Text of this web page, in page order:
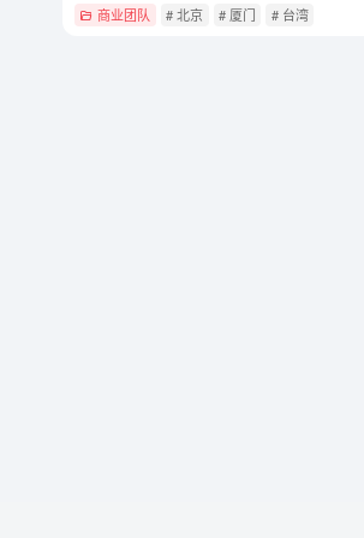
商业团队 # 北京 # 厦门 # 台湾